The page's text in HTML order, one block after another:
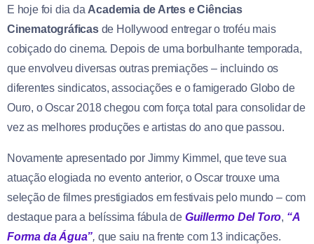
E hoje foi dia da Academia de Artes e Ciências
Cinematográficasde Hollywood entregar o troféu mais
cobiçado do cinema. Depois de uma borbulhante temporada,
que envolveu diversas outras premiações – incluindo os
diferentes sindicatos, associações e o famigerado Globo de
Ouro, o Oscar 2018 chegou com força total para consolidar de
vez as melhores produções e artistas do ano que passou.
Novamente apresentado por Jimmy Kimmel, que teve sua
atuação elogiada no evento anterior, o Oscar trouxe uma
seleção de filmes prestigiados em festivais pelo mundo – com
destaque para a belíssima fábula de Guillermo Del Toro, “A
Forma daÁgua”, que saiu na frente com 13 indicações.